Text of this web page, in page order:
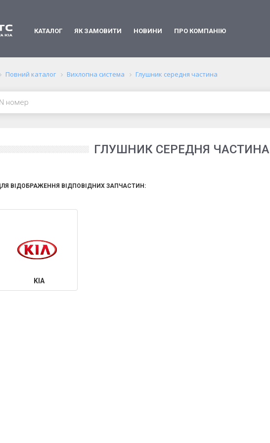
КАТАЛОГ ЯК ЗАМОВИТИ НОВИНИ ПРО КОМПАНІЮ
Повний каталог Вихлопна система Глушник середня частина
ГЛУШНИК СЕРЕДНЯ ЧАСТИНА
ВІДОБРАЖЕННЯ ВІДПОВІДНИХ ЗАПЧАСТИН:
KIA